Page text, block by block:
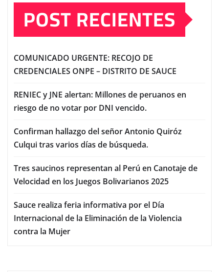
POST RECIENTES
COMUNICADO URGENTE: RECOJO DE
CREDENCIALES ONPE – DISTRITO DE SAUCE
RENIEC y JNE alertan: Millones de peruanos en
riesgo de no votar por DNI vencido.
Confirman hallazgo del señor Antonio Quiróz
Culqui tras varios días de búsqueda.
Tres saucinos representan al Perú en Canotaje de
Velocidad en los Juegos Bolivarianos 2025
Sauce realiza feria informativa por el Día
Internacional de la Eliminación de la Violencia
contra la Mujer